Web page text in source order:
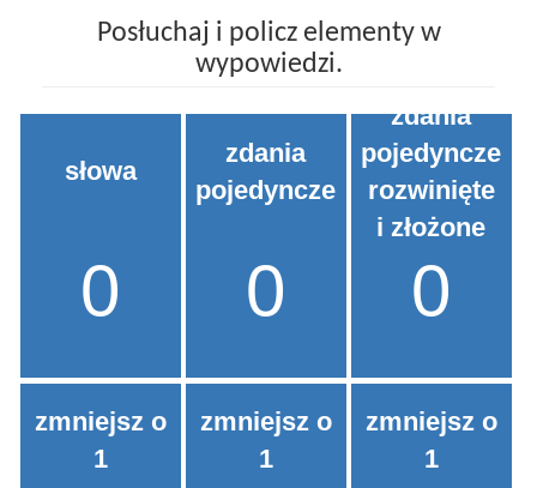
Posłuchaj i policz elementy w
wypowiedzi.
słowa
0
zdania
pojedyncze
0
zdania
pojedyncze
rozwinięte
i złożone
0
zmniejsz o
1
zmniejsz o
1
zmniejsz o
1